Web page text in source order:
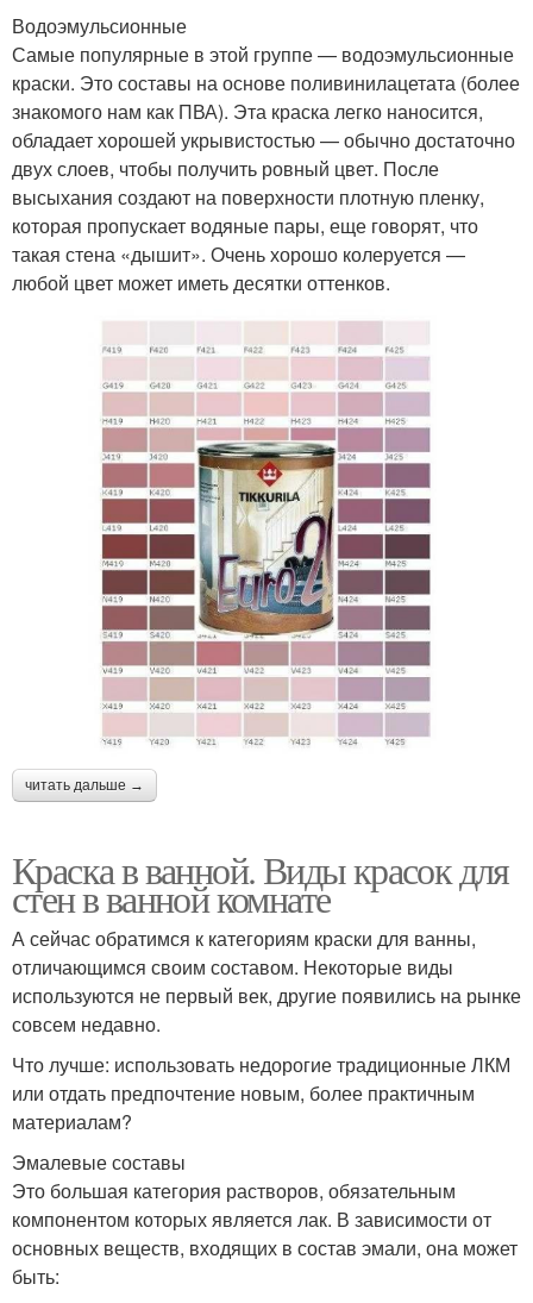
Водоэмульсионные
Самые популярные в этой группе — водоэмульсионные
краски. Это составы на основе поливинилацетата (более
знакомого нам как ПВА). Эта краска легко наносится,
обладает хорошей укрывистостью — обычно достаточно
двух слоев, чтобы получить ровный цвет. После
высыхания создают на поверхности плотную пленку,
которая пропускает водяные пары, еще говорят, что
такая стена «дышит». Очень хорошо колеруется —
любой цвет может иметь десятки оттенков.
читать дальше →
Краска в ванной. Виды красок для
стен в ванной комнате
А сейчас обратимся к категориям краски для ванны,
отличающимся своим составом. Некоторые виды
используются не первый век, другие появились на рынке
совсем недавно.
Что лучше: использовать недорогие традиционные ЛКМ
или отдать предпочтение новым, более практичным
материалам?
Эмалевые составы
Это большая категория растворов, обязательным
компонентом которых является лак. В зависимости от
основных веществ, входящих в состав эмали, она может
быть: